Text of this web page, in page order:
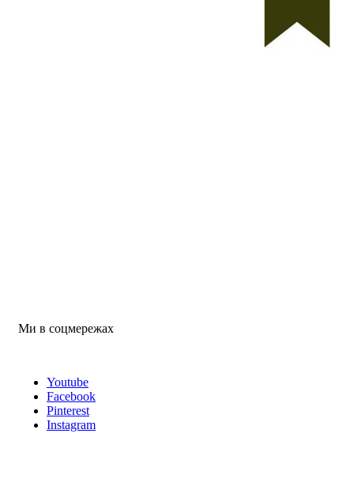
Ми в соцмережах
Youtube
Facebook
Pinterest
Instagram